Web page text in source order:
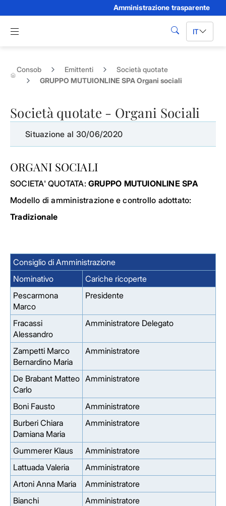
Amministrazione trasparente
Apri menu di navigazione
cerca IT
Consob Emittenti
Società quotate
GRUPPO MUTUIONLINE SPA Organi sociali
Società quotate - Organi Sociali
Situazione al 30/06/2020
ORGANI SOCIALI
SOCIETA' QUOTATA: GRUPPO MUTUIONLINE SPA
Modello di amministrazione e controllo adottato:
Tradizionale
Consiglio di Amministrazione
Nominativo
Cariche ricoperte
Pescarmona
Marco
Presidente
Fracassi
Alessandro
Amministratore Delegato
Zampetti Marco
Bernardino Maria
Amministratore
De Brabant Matteo
Carlo
Amministratore
Boni Fausto
Amministratore
Burberi Chiara
Damiana Maria
Amministratore
Gummerer Klaus
Amministratore
Lattuada Valeria
Amministratore
Artoni Anna Maria
Amministratore
Bianchi
Amministratore